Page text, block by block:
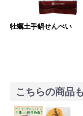
牡蠣土手鍋せんべい
こちらの商品